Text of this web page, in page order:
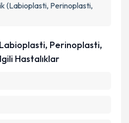
(Labioplasti, Perinoplasti,
Perinoplasti,
Hastalıklar